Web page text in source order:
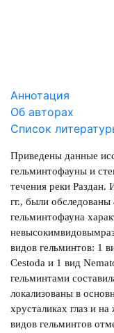
Аннотация
Об авторах
Список
Приведены данные
гельминтофауны и
течения реки Раздан.
гг., были
гельминтофауна
видов гельминтов: 1
Cestoda и 1 вид
гельминтами
локализованы в
хрусталиках глаз и
видов гельминтов